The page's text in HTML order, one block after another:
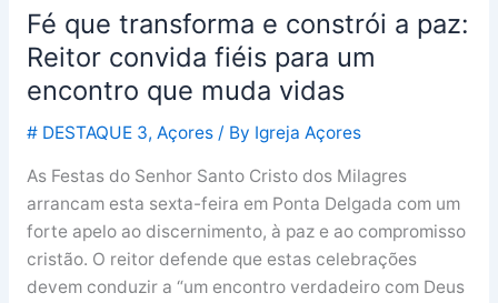
Fé que transforma e constrói a paz:
Reitor convida fiéis para um
encontro que muda vidas
# DESTAQUE 3, Açores/ By Igreja Açores
As Festas do Senhor Santo Cristo dos Milagres
arrancam esta sexta-feira em Ponta Delgada com um
forte apelo ao discernimento, à paz e ao compromisso
cristão. O reitor defende que estas celebrações
devem conduzir a “um encontro verdadeiro com Deus
que
muda